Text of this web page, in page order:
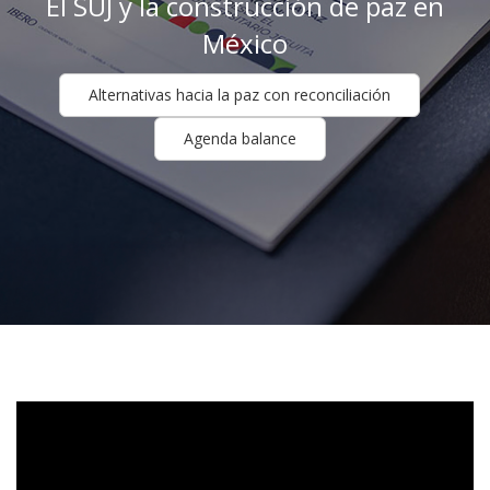
¡Más rápido! ¡Más seguro!
-Utilízalo ya para la entrada y la salida.
Protocolo para referir al
Centro Ibero Acompaña.
El Centro se ubica en el puente de la
DGMU, planta alta del Edificio D.
Tel. (871) 7051010, extensión 1088.
México
Alternativas hacia la paz con reconciliación
Agenda balance